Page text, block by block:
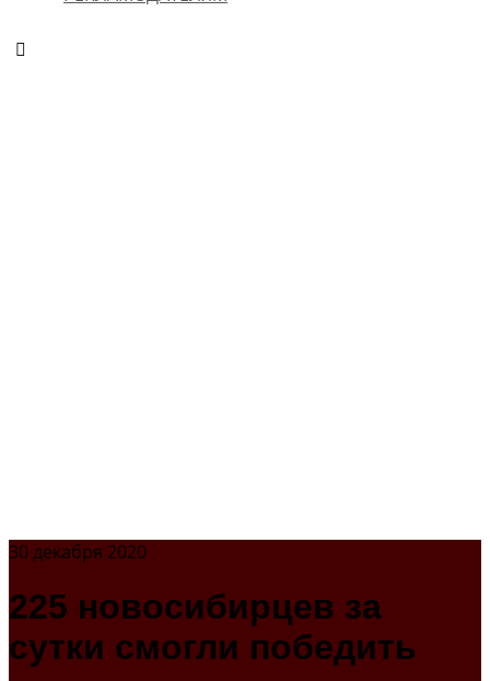
30 декабря 2020
225 новосибирцев за
сутки смогли победить